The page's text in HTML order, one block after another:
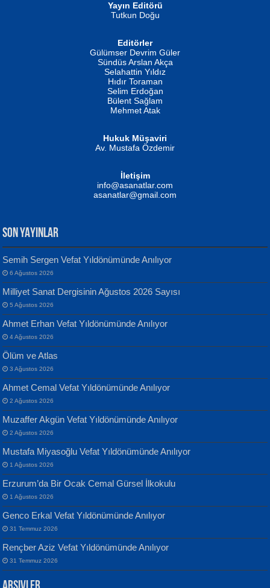
İSMAİL OKUTAN
Erkeklerin Kahrolması Ne Demektir
MUSTAFA KELOĞLU
Yarına İz Bırakmak...
ATİLLA ÖZEN
Sultan Olmadan Önce Eyüp...
EKREM KARABABA
Evvel Zaman Tanrıçası...
Yılmaz Ekinci
Geceye Söylenen...
Banu Sancak
Defterimden İçeri...
İsmail Aydos
İnkisar...
Yayın Editörü
Tutkun Doğu
Editörler
Gülümser Devrim Güler
Sündüs Arslan Akça
Selahattin Yıldız
Hıdır Toraman
Selim Erdoğan
Bülent Sağlam
Mehmet Atak
Hukuk Müşaviri
Av. Mustafa Özdemir
İletişim
info@asanatlar.com
asanatlar@gmail.com
SON YAYINLAR
Semih Sergen Vefat Yıldönümünde Anılıyor
6 Ağustos 2026
Milliyet Sanat Dergisinin Ağustos 2026 Sayısı
5 Ağustos 2026
Ahmet Erhan Vefat Yıldönümünde Anılıyor
4 Ağustos 2026
Ölüm ve Atlas
3 Ağustos 2026
Ahmet Cemal Vefat Yıldönümünde Anılıyor
2 Ağustos 2026
Muzaffer Akgün Vefat Yıldönümünde Anılıyor
2 Ağustos 2026
Mustafa Miyasoğlu Vefat Yıldönümünde Anılıyor
1 Ağustos 2026
Erzurum’da Bir Ocak Cemal Gürsel İlkokulu
1 Ağustos 2026
Genco Erkal Vefat Yıldönümünde Anılıyor
31 Temmuz 2026
Rençber Aziz Vefat Yıldönümünde Anılıyor
31 Temmuz 2026